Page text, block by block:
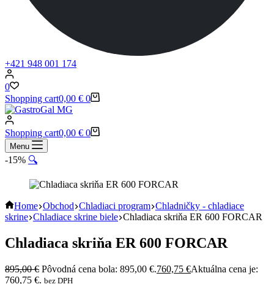
+421 948 001 174
0
Shopping cart0,00 € 0
Shopping cart0,00 € 0
Menu
-15% 🔍
Home Obchod Chladiaci program Chladničky - chladiace
skrine Chladiace skrine biele Chladiaca skriňa ER 600 FORCAR
Chladiaca skriňa ER 600 FORCAR
895,00€ Pôvodná cena bola: 895,00 €.760,75 €Aktuálna cena je:
760,75 €. bez DPH